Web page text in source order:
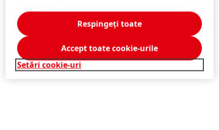
Setări cookie-uri
Respingeți toate
Accept toate cookie-urile